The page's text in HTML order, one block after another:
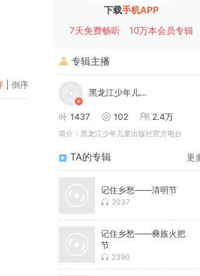
倒序
下载手机APP
7天免费畅听
10万本会员专辑
专辑主播
黑龙江少年儿童出版社
1437 102 2.4万
简介： 黑龙江少年儿童出版社官方电台
TA的专辑 更
记住乡愁——清明节
2037
记住乡愁——彝族火把
节
2390